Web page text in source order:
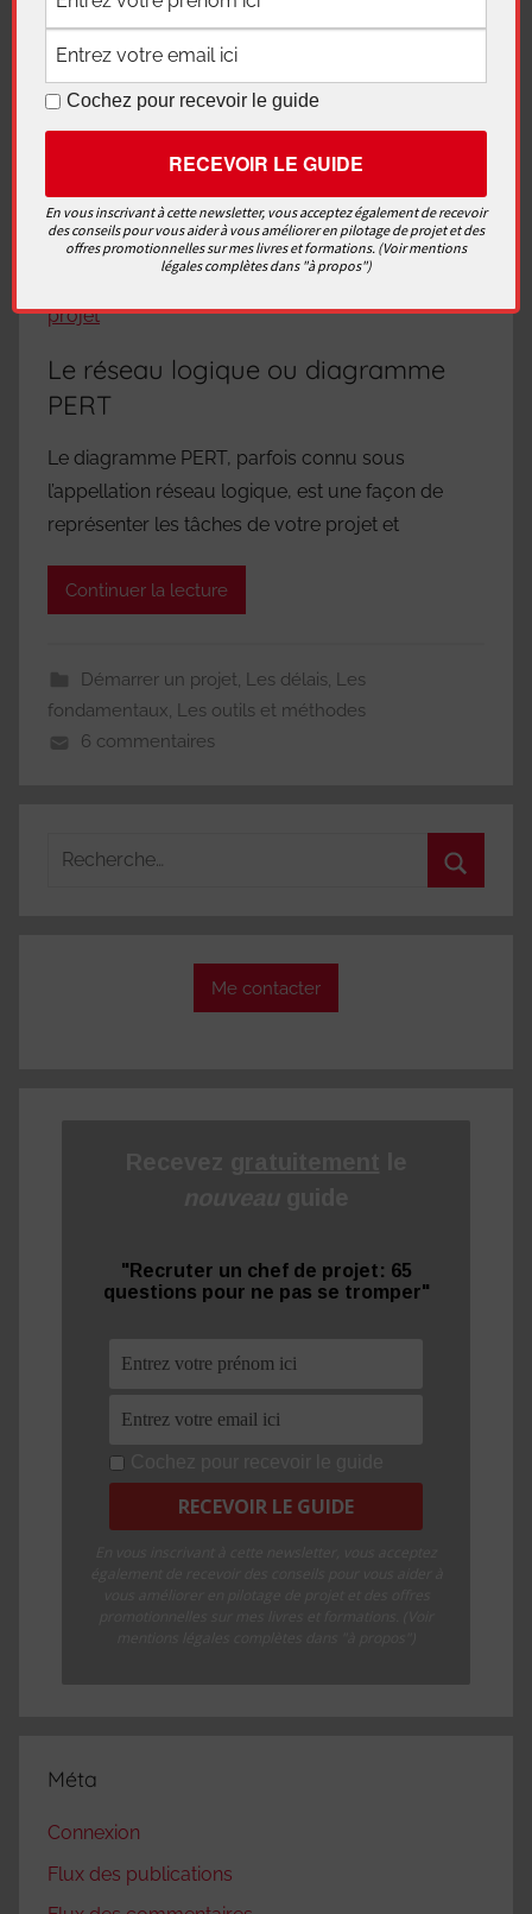
Continuer la lecture
Démarrer un projet, La qualité
10 commentaires
Le réseau logique ou diagramme
PERT
Le diagramme PERT, parfois connu sous
l’appellation réseau logique, est une façon de
représenter les tâches de votre projet et
Continuer la lecture
Démarrer un projet, Les délais, Les
fondamentaux, Les outils et méthodes
6 commentaires
Recherche
Me contacter
"Recruter un chef de projet: 65
questions pour ne pas se tromper"
Méta
Connexion
Flux des publications
Cochez pour recevoir le guide
En vous inscrivant à cette newsletter, vous acceptez également de recevoir
des conseils pour vous aider à vous améliorer en pilotage de projet et des
offres promotionnelles sur mes livres et formations. (Voir mentions
légales complètes dans "à propos")